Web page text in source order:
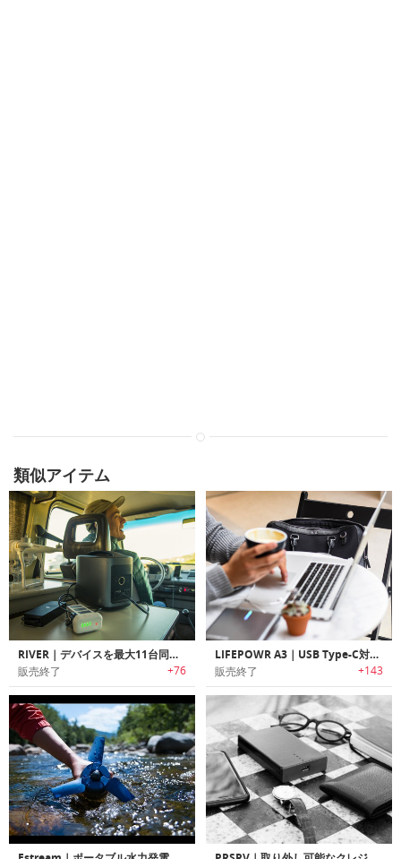
類似アイテム
RIVER｜デバイスを最大11台同時に充電可能なパワフルモバイルパワーステーション「リバー」
販売終了 +76
LIFEPOWR A3｜USB Type-C対応ポータブルチャージャー「ライフパワーA3」
販売終了 +143